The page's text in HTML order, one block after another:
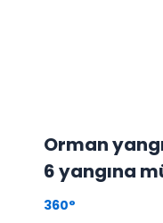
Orman
6 yangına
360°